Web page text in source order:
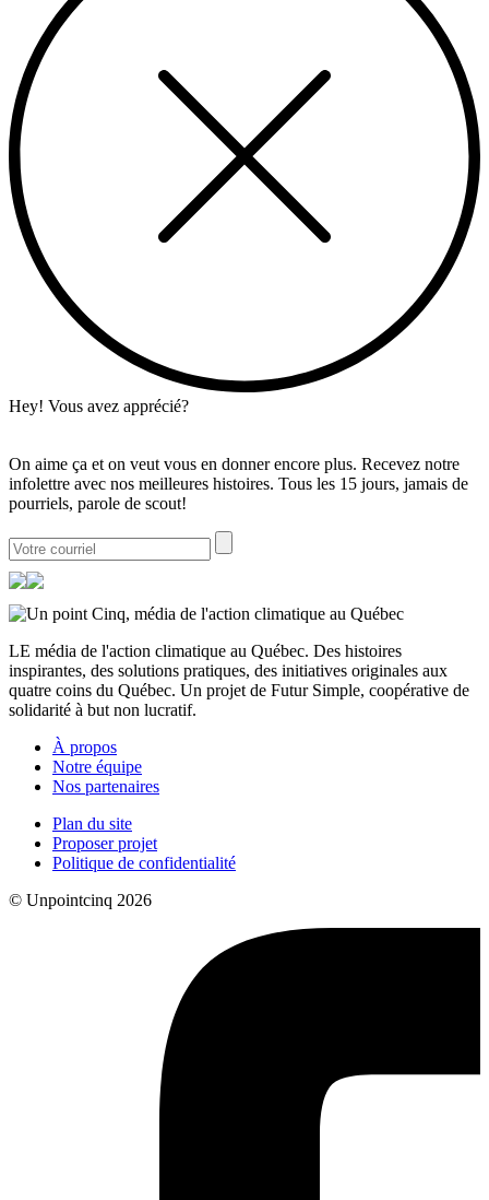
Hey! Vous avez apprécié?
On aime ça et on veut vous en donner encore plus. Recevez notre
infolettre avec nos meilleures histoires. Tous les 15 jours, jamais de
pourriels, parole de scout!
LE média de l'action climatique au Québec. Des histoires
inspirantes, des solutions pratiques, des initiatives originales aux
quatre coins du Québec. Un projet de Futur Simple, coopérative de
solidarité à but non lucratif.
À propos
Notre équipe
Nos partenaires
Plan du site
Proposer projet
Politique de confidentialité
© Unpointcinq 2026